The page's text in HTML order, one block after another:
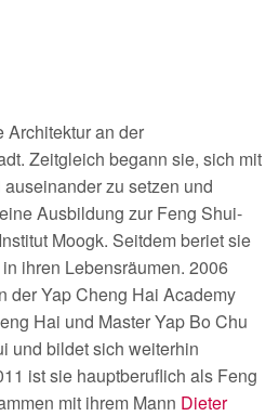
Architektur an der
Zeitgleich begann sie, sich mit
zu setzen und
Ausbildung zur Feng Shui-
Moogk. Seitdem beriet sie
ihren Lebensräumen. 2006
der Yap Cheng Hai Academy
Hai und Master Yap Bo Chu
und bildet sich weiterhin
ist sie hauptberuflich als Feng
mit ihrem Mann Dieter